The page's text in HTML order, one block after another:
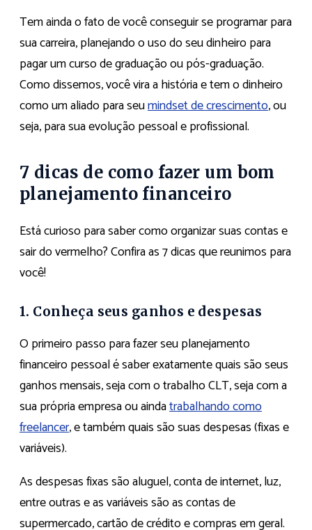
Tem ainda o fato de você conseguir se programar para
sua carreira, planejando o uso do seu dinheiro para
pagar um curso de graduação ou pós-graduação.
Como dissemos, você vira a história e tem o dinheiro
como um aliado para seumindset de crescimento, ou
seja, para sua evolução pessoal e profissional.
7 dicas de como fazer um bom
planejamento financeiro
Está curioso para saber como organizar suas contas e
sair do vermelho? Confira as 7 dicas que reunimos para
você!
1. Conheça seus ganhos e despesas
O primeiro passo para fazer seu planejamento
financeiro pessoal é saber exatamente quais são seus
ganhos mensais, seja com o trabalho CLT, seja com a
sua própria empresa ou aindatrabalhando como
freelancer, e também quais são suas despesas (fixas e
variáveis).
As despesas fixas são aluguel, conta de internet, luz,
entre outras e as variáveis são as contas de
supermercado, cartão de crédito e compras em geral.